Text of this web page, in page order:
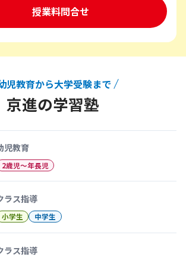
授業料問合せ
児教育から大学受験まで
京進の学習塾
児教育
2歳児〜年長児
ラス指導
小学生 中学生
ラス指導